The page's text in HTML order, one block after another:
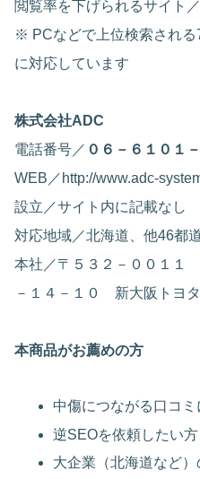
閲覧率を下げられるサイト
※ PCなどで上位検索され
に対応しています
株式会社ADC
電話番号／ ０６－６１０１
WEB／http://www.adc-
設立／サイト内に記載なし
対応地域／北海道、他46都
本社／〒５３２－００１１
－１４－１０ 新大阪トヨ
本商品がお薦めの方
中傷につながる口コ
逆SEOを依頼したい方
大企業（北海道など）